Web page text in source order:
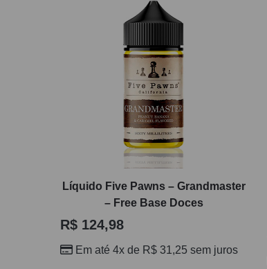
Líquido Five Pawns – Grandmaster
– Free Base Doces
R$ 124,98
Em até 4x de R$ 31,25 sem juros